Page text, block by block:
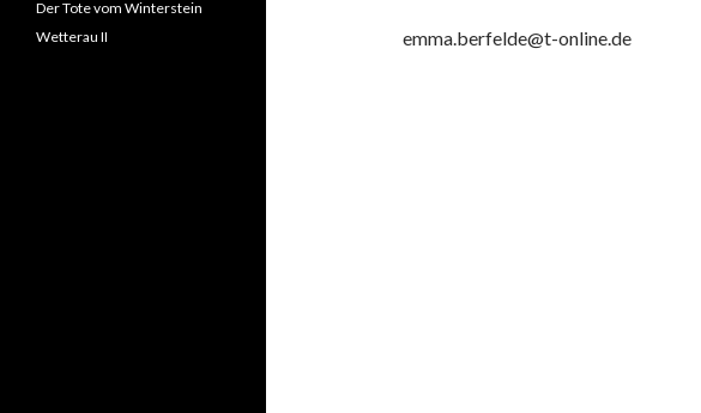
emma.berfelde@t-online.de
Der Tote vom Winterstein
Wetterau II